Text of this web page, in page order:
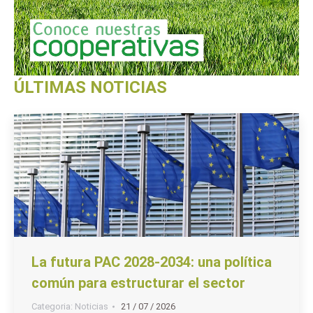
ÚLTIMAS NOTICIAS
La futura PAC 2028-2034: una política
común para estructurar el sector
Categoria: Noticias 21 / 07 / 2026